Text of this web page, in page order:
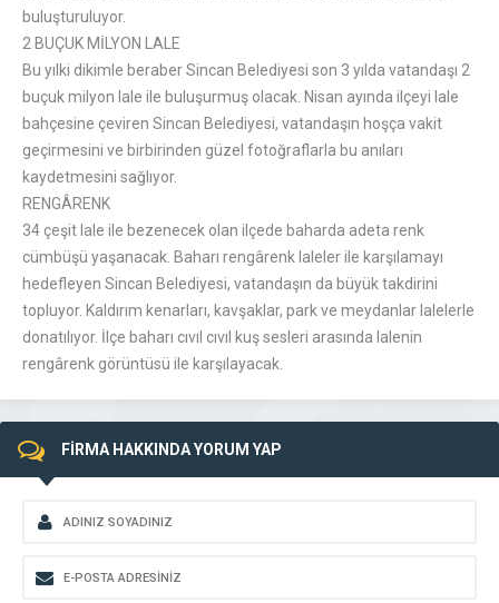
buluşturuluyor.
2 BUÇUK MİLYON LALE
Bu yılki dikimle beraber Sincan Belediyesi son 3 yılda vatandaşı 2
buçuk milyon lale ile buluşurmuş olacak. Nisan ayında ilçeyi lale
bahçesine çeviren Sincan Belediyesi, vatandaşın hoşça vakit
geçirmesini ve birbirinden güzel fotoğraflarla bu anıları
kaydetmesini sağlıyor.
RENGÂRENK
34 çeşit lale ile bezenecek olan ilçede baharda adeta renk
cümbüşü yaşanacak. Baharı rengârenk laleler ile karşılamayı
hedefleyen Sincan Belediyesi, vatandaşın da büyük takdirini
topluyor. Kaldırım kenarları, kavşaklar, park ve meydanlar lalelerle
donatılıyor. İlçe baharı cıvıl cıvıl kuş sesleri arasında lalenin
rengârenk görüntüsü ile karşılayacak.
FİRMA HAKKINDA YORUM YAP